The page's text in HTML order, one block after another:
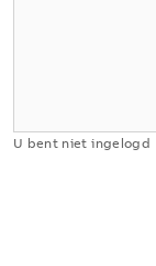
U bent niet ingelogd